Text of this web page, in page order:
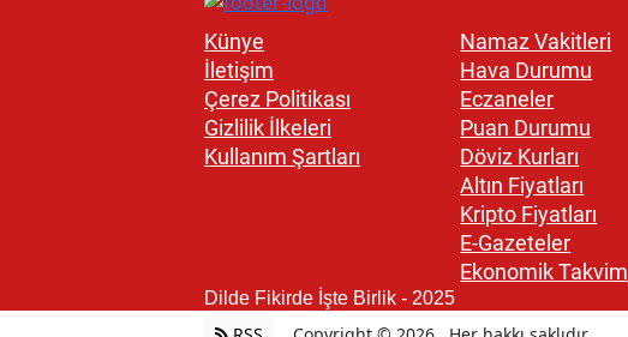
Künye
İletişim
Çerez Politikası
Gizlilik İlkeleri
Kullanım Şartları
Namaz Vakitleri
Hava Durumu
Eczaneler
Puan Durumu
Döviz Kurları
Altın Fiyatları
Kripto Fiyatları
E-Gazeteler
Ekonomik Takvim
Dilde Fikirde İşte Birlik - 2025